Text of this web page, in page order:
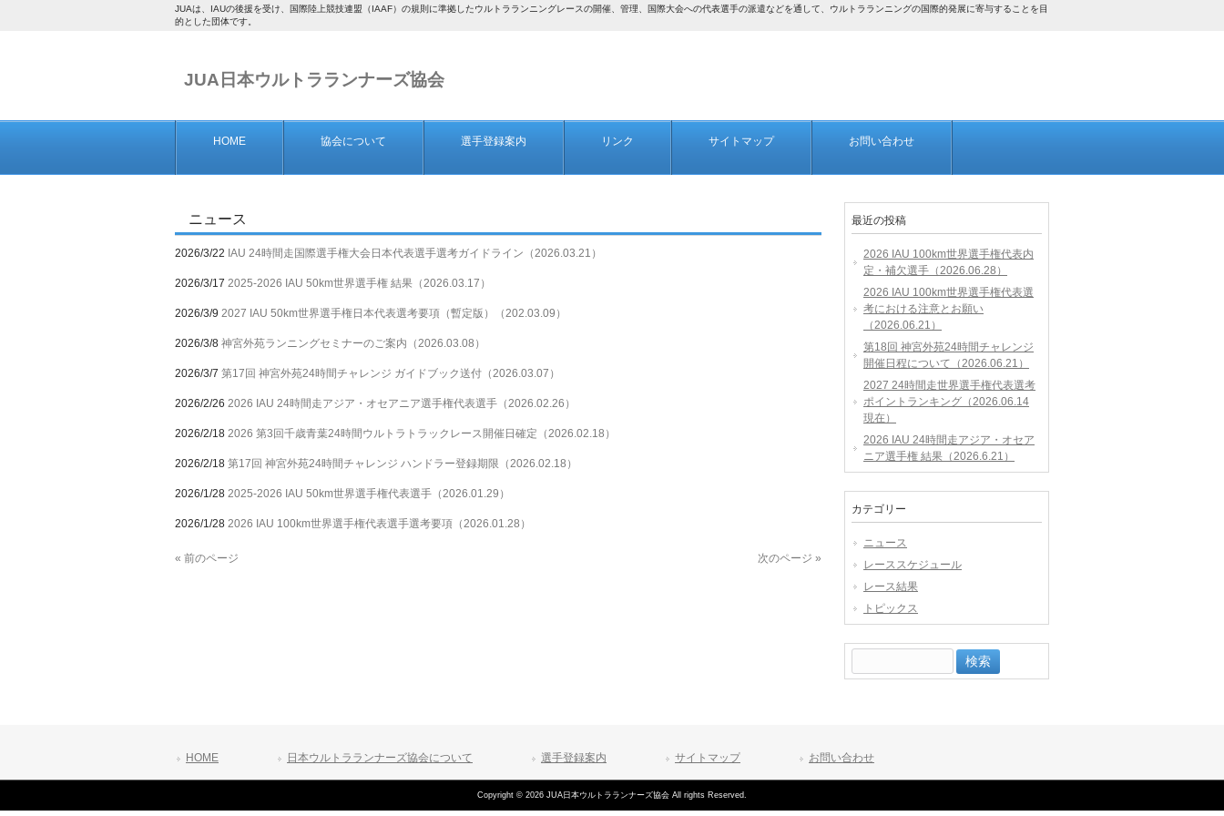
JUAは、IAUの後援を受け、国際陸上競技連盟（IAAF）の規則に準拠したウルトラランニングレースの開催、管理、国際大会への代表選手の派遣などを通して、ウルトラランニングの国際的発展に寄与することを目
的とした団体です。
JUA日本ウルトラランナーズ協会
HOME 協会について 選手登録案内 リンク サイトマップ お問い合わせ
ニュース
2026/3/22 IAU 24時間走国際選手権大会日本代表選手選考ガイドライン（2026.03.21）
2026/3/17 2025-2026 IAU 50km世界選手権 結果（2026.03.17）
2026/3/9 2027 IAU 50km世界選手権日本代表選考要項（暫定版）（202.03.09）
2026/3/8 神宮外苑ランニングセミナーのご案内（2026.03.08）
2026/3/7 第17回 神宮外苑24時間チャレンジ ガイドブック送付（2026.03.07）
2026/2/26 2026 IAU 24時間走アジア・オセアニア選手権代表選手（2026.02.26）
2026/2/18 2026 第3回千歳青葉24時間ウルトラトラックレース開催日確定（2026.02.18）
2026/2/18 第17回 神宮外苑24時間チャレンジ ハンドラー登録期限（2026.02.18）
2026/1/28 2025-2026 IAU 50km世界選手権代表選手（2026.01.29）
2026/1/28 2026 IAU 100km世界選手権代表選手選考要項（2026.01.28）
« 前のページ 次のページ »
最近の投稿
2026 IAU 100km世界選手権代表内
定・補欠選手（2026.06.28）
2026 IAU 100km世界選手権代表選
考における注意とお願い
（2026.06.21）
第18回 神宮外苑24時間チャレンジ
開催日程について（2026.06.21）
2027 24時間走世界選手権代表選考
ポイントランキング（2026.06.14
現在）
2026 IAU 24時間走アジア・オセア
ニア選手権 結果（2026.6.21）
カテゴリー
ニュース
レーススケジュール
レース結果
トピックス
索:
HOME 日本ウルトラランナーズ協会について 選手登録案内 サイトマップ お問い合わせ
Copyright © 2026 JUA日本ウルトラランナーズ協会 All rights Reserved.